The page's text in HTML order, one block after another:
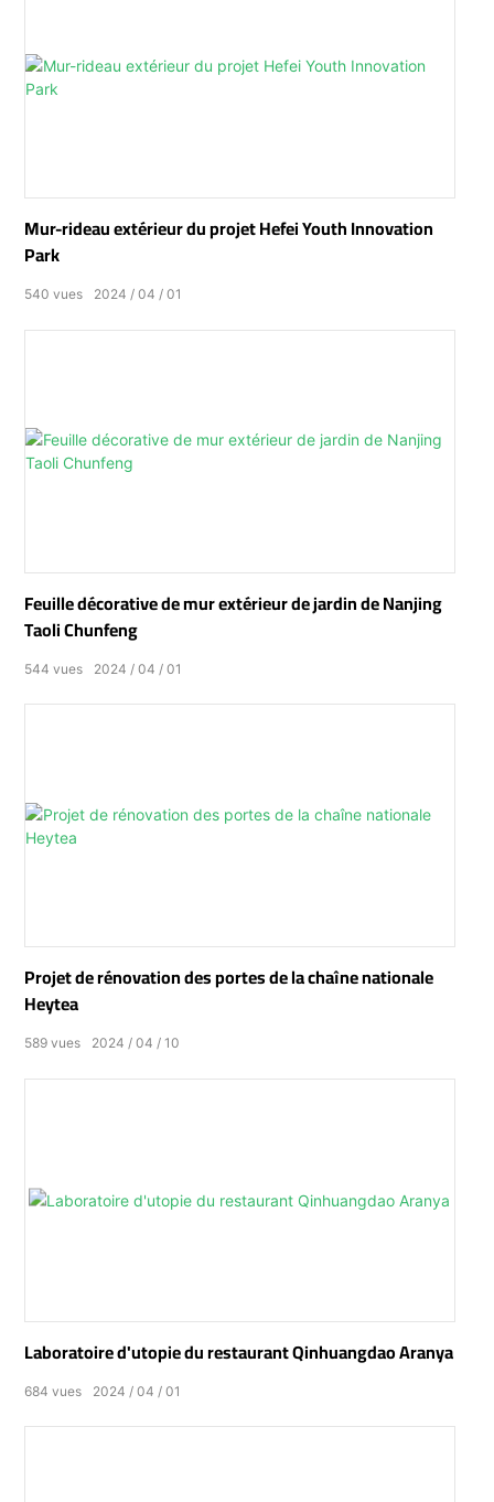
Mur-rideau extérieur du projet Hefei Youth Innovation
Park
2024 04 01
540 vues
Feuille décorative de mur extérieur de jardin de Nanjing
Taoli Chunfeng
2024 04 01
544 vues
Projet de rénovation des portes de la chaîne nationale
Heytea
2024 04 10
589 vues
Laboratoire d'utopie du restaurant Qinhuangdao Aranya
2024 04 01
684 vues